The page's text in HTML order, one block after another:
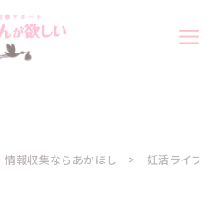
報収集ならあかほし 妊活ライフ